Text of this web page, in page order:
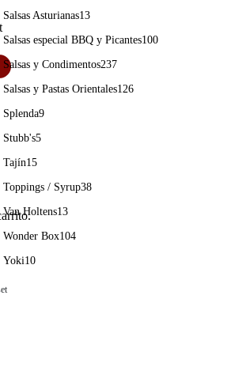
Salsas Asturianas13
Salsas especial BBQ y Picantes100
Salsas y Condimentos237
Salsas y Pastas Orientales126
Splenda9
Stubb's5
Tajín15
Toppings / Syrup38
Van Holtens13
Wonder Box104
Yoki10